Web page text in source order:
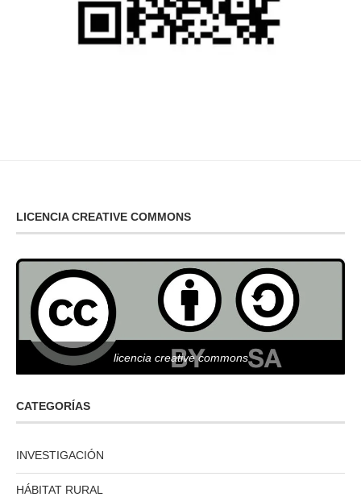
LICENCIA CREATIVE COMMONS
licencia creative commons
CATEGORÍAS
INVESTIGACIÓN
HÁBITAT RURAL